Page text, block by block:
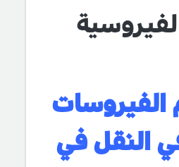
الفيروسات
النقل في